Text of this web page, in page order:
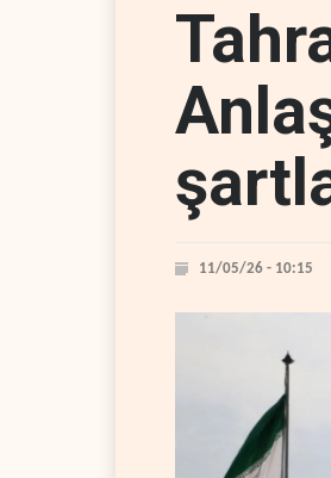
11/05/26 - 10:15